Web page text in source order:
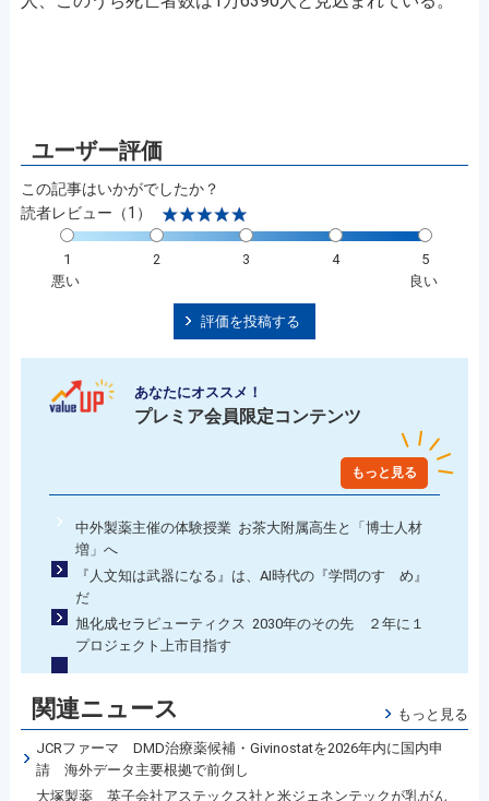
この記事はいかがでしたか？
読者レビュー（1）
1 2 3 4
5
悪い
良い
評価を投稿する
あなたにオススメ！
プレミア会員限定コンテンツ
もっと見る
中外製薬主催の体験授業 お茶大附属高生と「博士人材
増」へ
『人文知は武器になる』は、AI時代の『学問のすゝめ』
だ
旭化成セラピューティクス 2030年のその先 ２年に１
プロジェクト上市目指す
関連ニュース もっと見る
JCRファーマ DMD治療薬候補・Givinostatを2026年内に国内申
請 海外データ主要根拠で前倒し
大塚製薬 英子会社アステックス社と米ジェネンテックが乳がん